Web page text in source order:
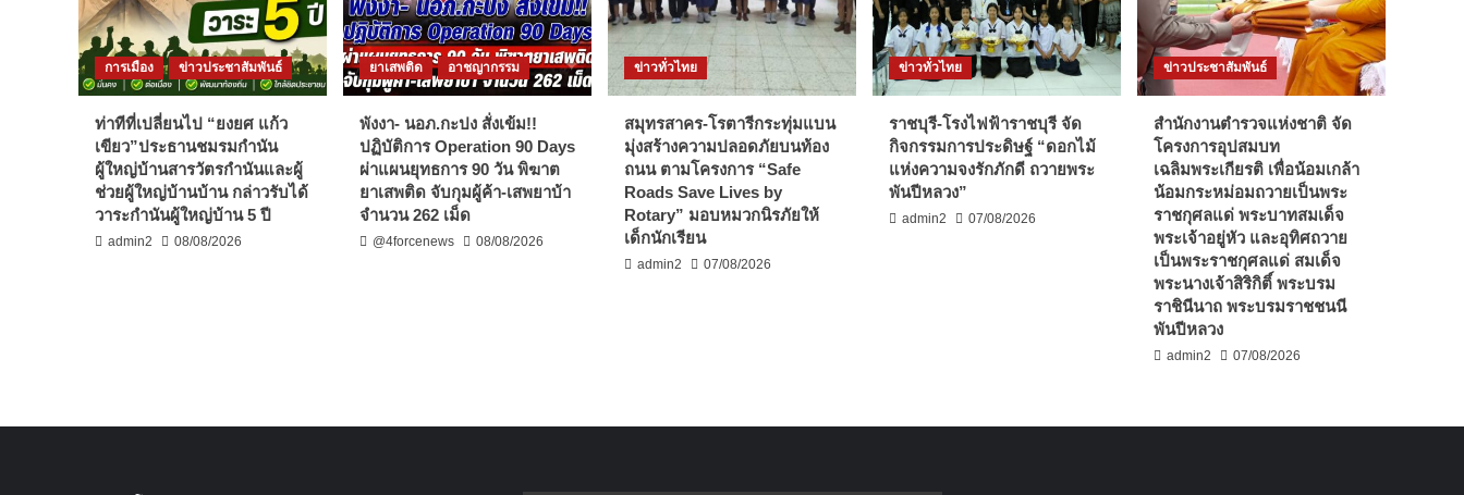
การเมือง ข่าวประชาสัมพันธ์
ท่าทีที่เปลี่ยนไป “ยงยศ แก้ว
เขียว”ประธานชมรมกำนัน
ผู้ใหญ่บ้านสารวัตรกำนันและผู้
ช่วยผู้ใหญ่บ้านบ้าน กล่าวรับได้
วาระกำนันผู้ใหญ่บ้าน 5 ปี
admin2 08/08/2026
ยาเสพติด อาชญากรรม
พังงา- นอภ.กะปง สั่งเข้ม!!
ปฏิบัติการ Operation 90 Days
ผ่าแผนยุทธการ 90 วัน พิฆาต
ยาเสพติด จับกุมผู้ค้า-เสพยาบ้า
จำนวน 262 เม็ด
@4forcenews 08/08/2026
ข่าวทั่วไทย
สมุทรสาคร-โรตารีกระทุ่มแบน
มุ่งสร้างความปลอดภัยบนท้อง
ถนน ตามโครงการ “Safe
Roads Save Lives by
Rotary” มอบหมวกนิรภัยให้
เด็กนักเรียน
admin2 07/08/2026
ข่าวทั่วไทย
ราชบุรี-โรงไฟฟ้าราชบุรี จัด
กิจกรรมการประดิษฐ์ “ดอกไม้
แห่งความจงรักภักดี ถวายพระ
พันปีหลวง”
admin2 07/08/2026
ข่าวประชาสัมพันธ์
สำนักงานตำรวจแห่งชาติ จัด
โครงการอุปสมบท
เฉลิมพระเกียรติ เพื่อน้อมเกล้า
น้อมกระหม่อมถวายเป็นพระ
ราชกุศลแด่ พระบาทสมเด็จ
พระเจ้าอยู่หัว และอุทิศถวาย
เป็นพระราชกุศลแด่ สมเด็จ
พระนางเจ้าสิริกิติ์ พระบรม
ราชินีนาถ พระบรมราชชนนี
พันปีหลวง
admin2 07/08/2026